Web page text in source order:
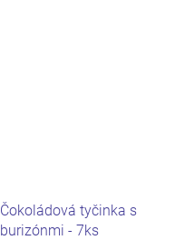
Čokoládová tyčinka s
burizónmi - 7ks